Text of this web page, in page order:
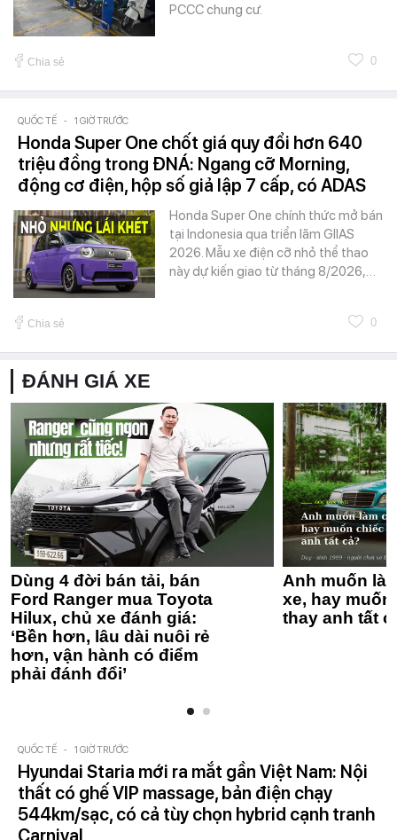
PCCC chung cư.
Chia sẻ 0
QUỐC TẾ - 1 GIỜ TRƯỚC
Honda Super One chốt giá quy đổi hơn 640
triệu đồng trong ĐNÁ: Ngang cỡ Morning,
động cơ điện, hộp số giả lập 7 cấp, có ADAS
Honda Super One chính thức mở bán
tại Indonesia qua triển lãm GIIAS
2026. Mẫu xe điện cỡ nhỏ thể thao
này dự kiến giao từ tháng 8/2026,…
Chia sẻ 0
ĐÁNH GIÁ XE
Dùng 4 đời bán tải, bán
Ford Ranger mua Toyota
Hilux, chủ xe đánh giá:
‘Bền hơn, lâu dài nuôi rẻ
hơn, vận hành có điểm
phải đánh đổi’
Anh muốn
xe, hay
thay anh tất
QUỐC TẾ - 1 GIỜ TRƯỚC
Hyundai Staria mới ra mắt gần Việt Nam: Nội
thất có ghế VIP massage, bản điện chạy
544km/sạc, có cả tùy chọn hybrid cạnh tranh